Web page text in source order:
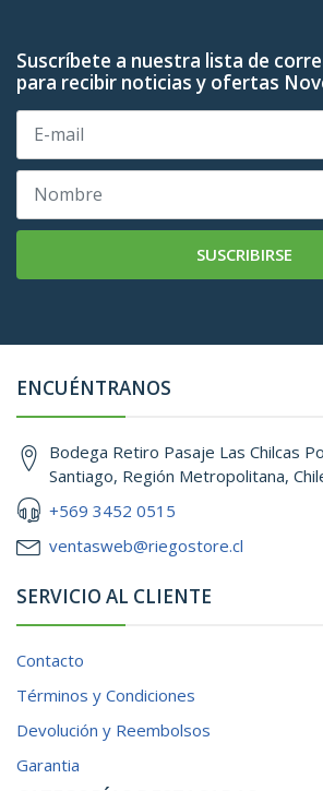
Suscríbete a nuestra lista de
para recibir noticias y ofertas
SUSCRIBIRSE
ENCUÉNTRANOS
Bodega Retiro Pasaje Las Chilcas
Santiago, Región Metropolitana,
+569 3452 0515
ventasweb@riegostore.cl
SERVICIO AL CLIENTE
Contacto
Términos y Condiciones
Devolución y Reembolsos
Garantia